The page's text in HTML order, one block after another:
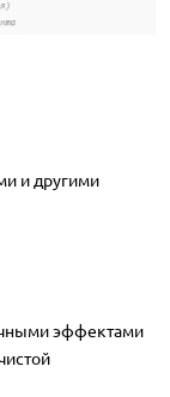
и другими
эффектами